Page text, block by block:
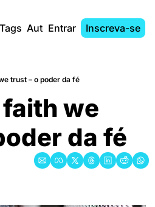
Tags AutoresEntrar Inscreva-se
trust – o poder da fé
faith we
da fé